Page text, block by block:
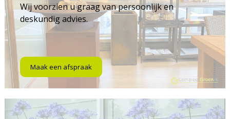
Wij voorzien u graag van persoonlijk en
deskundig advies.
Maak een afspraak